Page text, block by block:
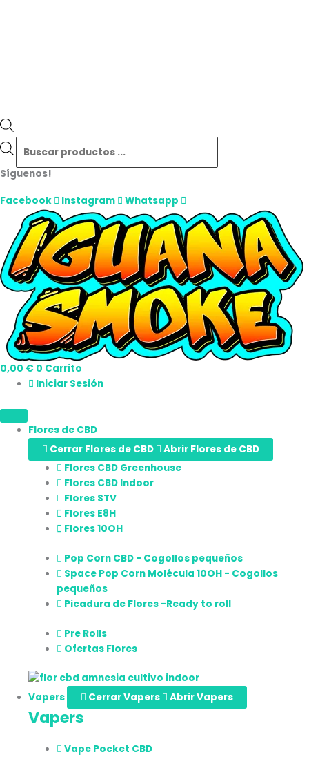
Síguenos!
Facebook Instagram Whatsapp
0,00 € 0 Carrito
Iniciar Sesión
Flores de CBD
Cerrar Flores de CBD
Abrir Flores de CBD
Flores CBD Greenhouse
Flores CBD Indoor
Flores STV
Flores E8H
Flores 10OH
Pop Corn CBD - Cogollos pequeños
Space Pop Corn Molécula 10OH - Cogollos
pequeños
Picadura de Flores -Ready to roll
Pre Rolls
Ofertas Flores
Vapers Cerrar Vapers Abrir Vapers
Vapers
Vape Pocket CBD